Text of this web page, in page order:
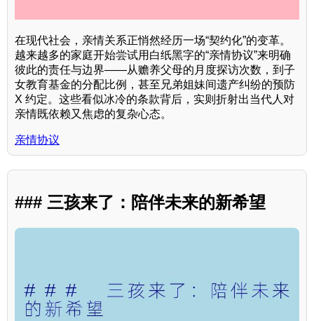
在现代社会，亲情关系正悄然经历一场“契约化”的变革。
越来越多的家庭开始尝试用白纸黑字的“亲情协议”来明确
彼此的责任与边界——从赡养父母的月度探访次数，到子
女教育基金的分配比例，甚至兄弟姐妹间遗产纠纷的预防
X 约定。这些看似冰冷的条款背后，实则折射出当代人对
亲情既依赖又焦虑的复杂心态。
亲情协议
### 三孩来了：陪伴未来的新希望